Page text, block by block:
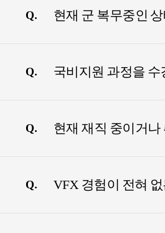
Q. 현재 군 복무중인
Q. 국비지원 과정을
Q. 현재 재직 중이거
Q. VFX 경험이 전혀